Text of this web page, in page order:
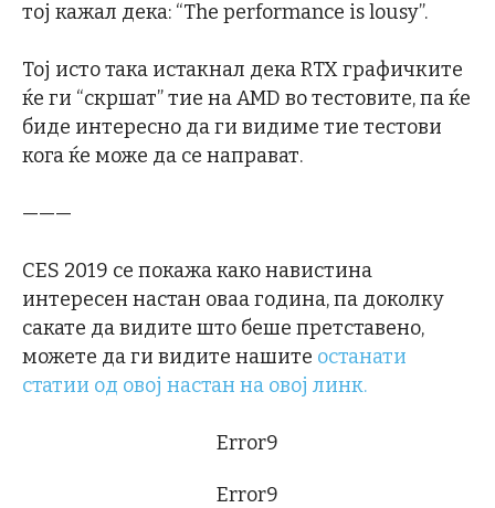
тој кажал дека: “The performance is lousy”.
Тој исто така истакнал дека RTX графичките
ќе ги “скршат” тие на AMD во тестовите, па ќе
биде интересно да ги видиме тие тестови
кога ќе може да се направат.
———
CES 2019 се покажа како навистина
интересен настан оваа година, па доколку
сакате да видите што беше претставено,
можете да ги видите нашите останати
статии од овој настан на овој линк.
Error9
Error9